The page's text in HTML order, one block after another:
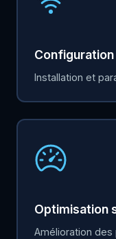
Installation et
Optimisation
Amélioration